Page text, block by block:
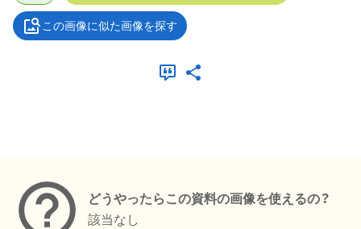
この画像に似た画像を探す
どうやったらこの資料の画像を使えるの？
該当なし